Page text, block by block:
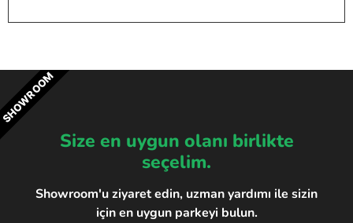
Size en uygun olanı birlikte
seçelim.
Showroom'u ziyaret edin, uzman yardımı ile sizin
için en uygun parkeyi bulun.
SHOWROOM